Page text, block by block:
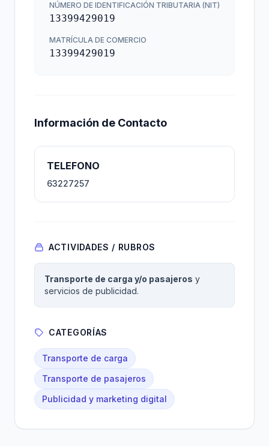
NÚMERO DE IDENTIFICACIÓN TRIBUTARIA (NIT)
13399429019
MATRÍCULA DE COMERCIO
13399429019
Información de Contacto
TELEFONO
63227257
ACTIVIDADES / RUBROS
Transporte de carga y/o pasajeros y
servicios de publicidad.
CATEGORÍAS
Transporte de carga
Transporte de pasajeros
Publicidad y marketing digital